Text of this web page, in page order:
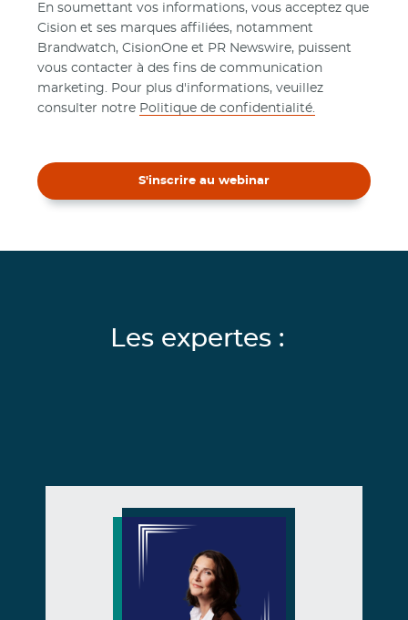
En soumettant vos informations, vous acceptez que
Cision et ses marques affiliées, notamment
Brandwatch, CisionOne et PR Newswire, puissent
vous contacter à des fins de communication
marketing. Pour plus d'informations, veuillez
consulter notre Politique de confidentialité.
S'inscrire au webinar
Les expertes :